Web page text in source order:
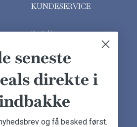
KUNDESERVICE
Kontakt os
Kundeudtalelser
Besøg showroom
seneste
direkte i
og få besked først.